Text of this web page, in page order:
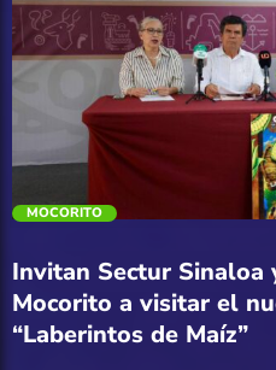
Tecnología
Turismo
UAS
una asistencia de más de seis mil
de Sinaloa, Mireya Sosa Osuna,
presidenta de la Comisión de
Verónica Avilés Rochín, destacó
este evento refleja la fuerza, el
MOCORITO
Invitan Sectur
Mocorito a visitar el
“Laberintos de Maíz”